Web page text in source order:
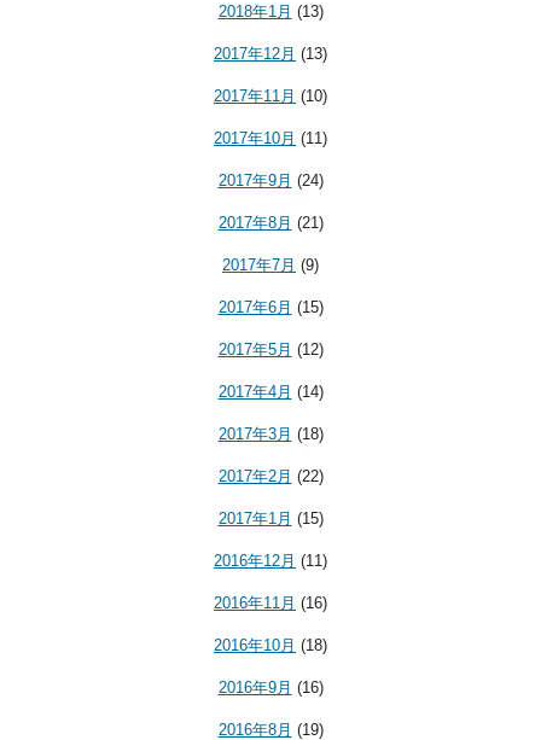
2018年1月 (13)
2017年12月 (13)
2017年11月 (10)
2017年10月 (11)
2017年9月 (24)
2017年8月 (21)
2017年7月 (9)
2017年6月 (15)
2017年5月 (12)
2017年4月 (14)
2017年3月 (18)
2017年2月 (22)
2017年1月 (15)
2016年12月 (11)
2016年11月 (16)
2016年10月 (18)
2016年9月 (16)
2016年8月 (19)